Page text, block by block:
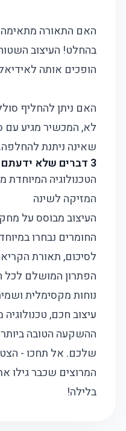
האם התאורה
בהחלט! העיצוב
הופכים אותה
האם ניתן להחליף
לא, המכשיר מגיע עם
שאינה ניתנת להחלפה.
3 דברים שלא ידעתם על תאורת קריאה
הטכנולוגיה
המזיקה לשינה
העיצוב מבוסס על
החומרים נבחרו
הפתרון המושלם לכל
נוחות מקסימלית
עיצוב חכם,
ההשקעה הטובה ביותר
שלכם. אל תחכו -
המרוצים שכבר גילו
בלילה!